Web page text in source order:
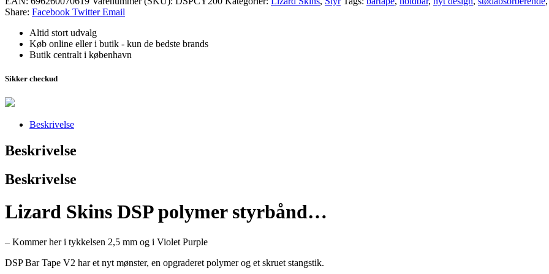
Share: Facebook Twitter Email
Altid stort udvalg
Køb online eller i butik - kun de bedste brands
Butik centralt i københavn
Sikker checkud
Beskrivelse
Beskrivelse
Beskrivelse
Lizard Skins DSP polymer styrbånd…
– Kommer her i tykkelsen 2,5 mm og i Violet Purple
DSP Bar Tape V2 har et nyt mønster, en opgraderet polymer og et skruet stangstik.